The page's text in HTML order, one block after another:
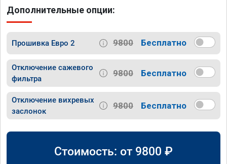
Дополнительные опции:
Прошивка Евро 2 9800 Бесплатно
Отключение сажевого
фильтра
9800 Бесплатно
Отключение вихревых
заслонок
9800 Бесплатно
Стоимость: от 9800 ₽